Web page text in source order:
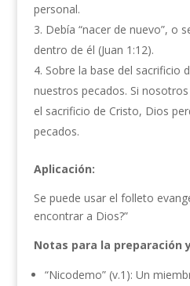
personal.
Debía “nacer de nuevo”, o
dentro de él (Juan 1:12).
Sobre la base del sacrificio
nuestros pecados. Si
el sacrificio de Cristo, Dios
pecados.
Aplicación:
Se puede usar el folleto
encontrar a Dios?”
Notas para la preparación
“Nicodemo” (v.1): Un